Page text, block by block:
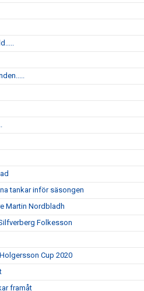
tankar inför säsongen
Martin Nordbladh
Folkesson
Cup 2020
framåt